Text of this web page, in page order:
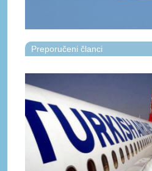
Preporučeni članci